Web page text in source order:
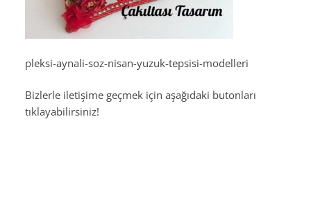
pleksi-aynali-soz-nisan-yuzuk-tepsisi-modelleri
Bizlerle iletişime geçmek için aşağıdaki butonları
tıklayabilirsiniz!